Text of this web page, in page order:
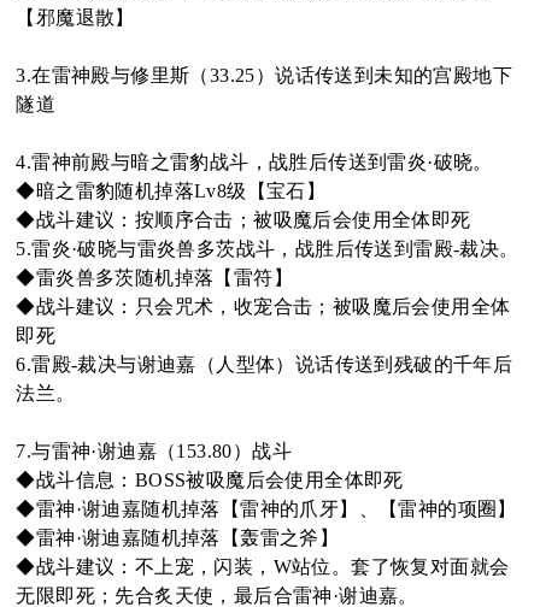
【邪魔退散】
3.在雷神殿与修里斯（33.25）说话传送到未知的宫殿地下
隧道
4.雷神前殿与暗之雷豹战斗，战胜后传送到雷炎·破晓。
◆暗之雷豹随机掉落Lv8级【宝石】
◆战斗建议：按顺序合击；被吸魔后会使用全体即死
5.雷炎·破晓与雷炎兽多茨战斗，战胜后传送到雷殿-裁决。
◆雷炎兽多茨随机掉落【雷符】
◆战斗建议：只会咒术，收宠合击；被吸魔后会使用全体
即死
6.雷殿-裁决与谢迪嘉（人型体）说话传送到残破的千年后
法兰。
7.与雷神·谢迪嘉（153.80）战斗
◆战斗信息：BOSS被吸魔后会使用全体即死
◆雷神·谢迪嘉随机掉落【雷神的爪牙】、【雷神的项圈】
◆雷神·谢迪嘉随机掉落【轰雷之斧】
◆战斗建议：不上宠，闪装，W站位。套了恢复对面就会
无限即死；先合炙天使，最后合雷神·谢迪嘉。